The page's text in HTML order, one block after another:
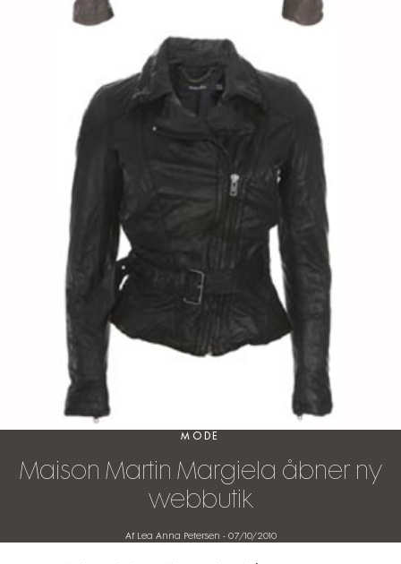
MODE
Maison Martin Margiela åbner ny
webbutik
Af Lea Anna Petersen - 07/10/2010